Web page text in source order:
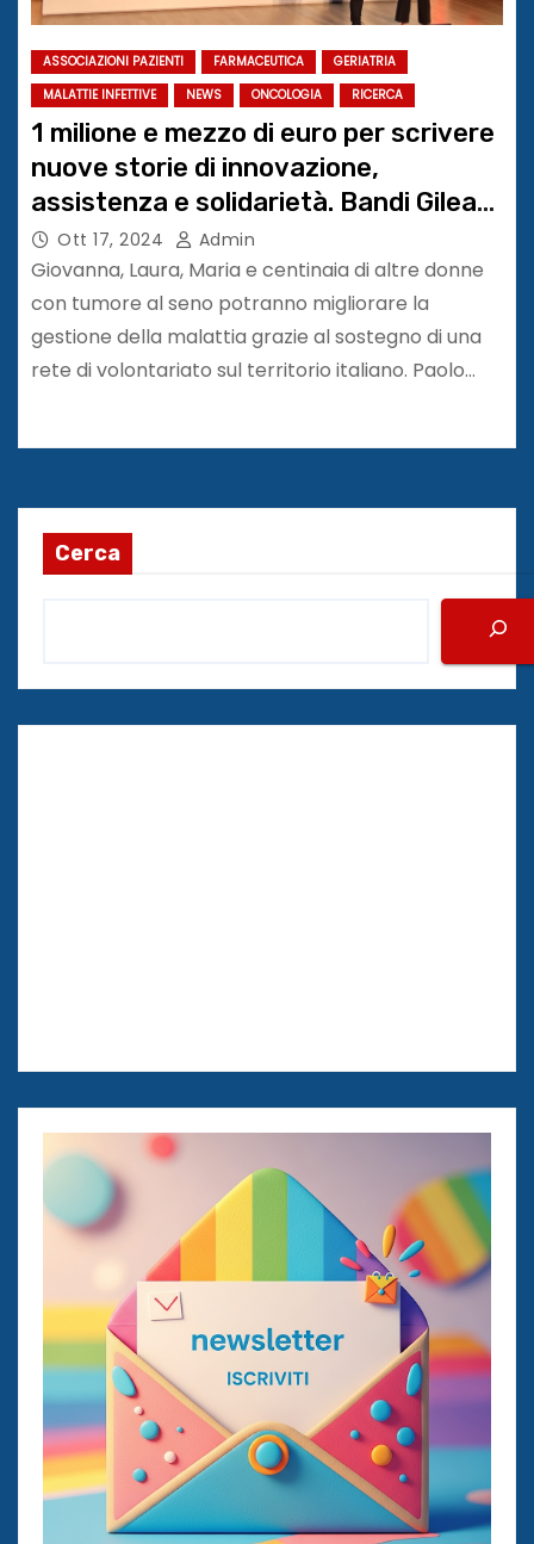
ASSOCIAZIONI PAZIENTI FARMACEUTICA
GERIATRIA
MALATTIE INFETTIVE
NEWS ONCOLOGIA RICERCA
1 milione e mezzo di euro per scrivere
nuove storie di innovazione,
assistenza e solidarietà. Bandi Gilead
2024
Ott 17, 2024 Admin
Giovanna, Laura, Maria e centinaia di altre donne
con tumore al seno potranno migliorare la
gestione della malattia grazie al sostegno di una
rete di volontariato sul territorio italiano. Paolo…
Cerca